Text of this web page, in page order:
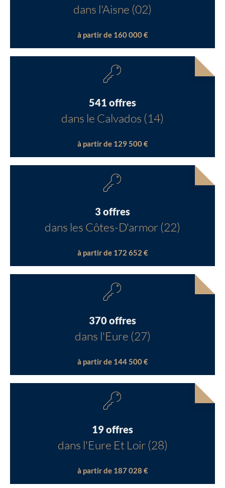
dans l'Aisne (02)
à partir de 160 000 €
541 offres
dans le Calvados (14)
à partir de 129 500 €
3 offres
dans les Côtes-D'armor (22)
à partir de 172 652 €
370 offres
dans l'Eure (27)
à partir de 144 500 €
19 offres
dans l'Eure Et Loir (28)
à partir de 187 028 €